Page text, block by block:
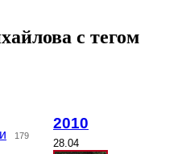
с тегом
179
2010
28.04